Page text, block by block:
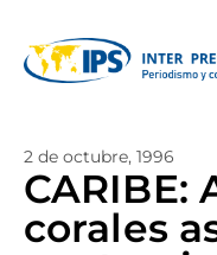
2 de octubre, 1996
CARIBE:
corales